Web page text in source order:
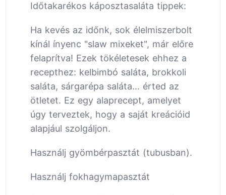
Időtakarékos káposztasaláta tippek:
Ha kevés az időnk, sok élelmiszerbolt
kínál ínyenc "slaw mixeket", már előre
felaprítva! Ezek tökéletesek ehhez a
recepthez: kelbimbó saláta, brokkoli
saláta, sárgarépa saláta... érted az
ötletet. Ez egy alaprecept, amelyet
úgy terveztek, hogy a saját kreációid
alapjául szolgáljon.
Használj gyömbérpasztát (tubusban).
Használj fokhagymapasztát